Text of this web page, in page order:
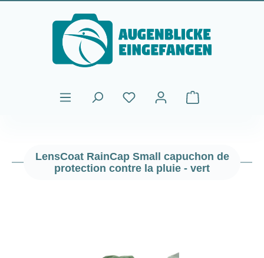
Passer au contenu principal
Le panier
LensCoat RainCap Small capuchon de
protection contre la pluie - vert